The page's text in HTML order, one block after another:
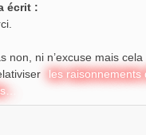
écrit :
non, ni n’excuse mais cela
les raisonnements